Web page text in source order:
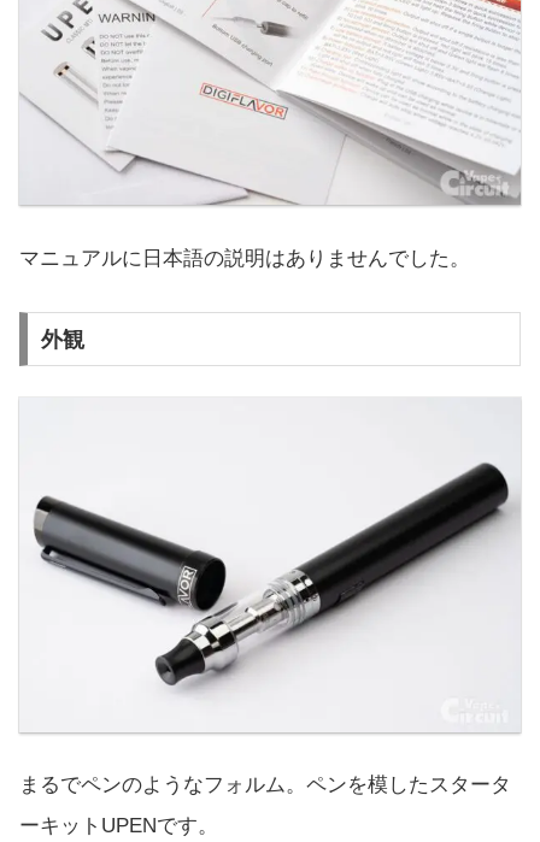
マニュアルに日本語の説明はありませんでした。
外観
まるでペンのようなフォルム。ペンを模したスタータ
ーキットUPENです。